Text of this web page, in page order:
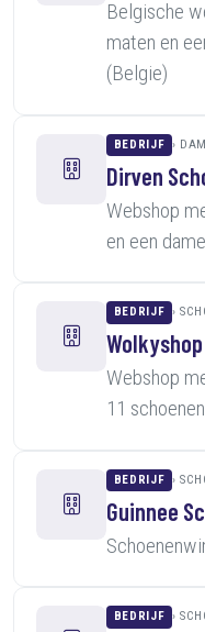
Belgische
maten en
(Belgie)
BEDRIJF
Dirven
Webshop
en een
BEDRIJF
Wolkyshop
Webshop
11
BEDRIJF
Guinnee
BEDRIJF